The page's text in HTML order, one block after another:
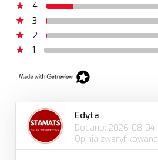
4
3
2
1
Edyta
Dodano: 2026-08-04
Opinia zweryfikowana